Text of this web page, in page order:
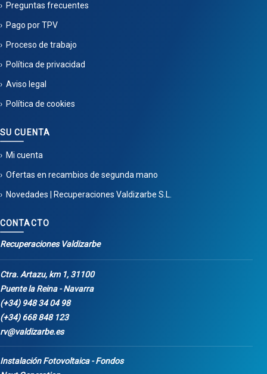
Preguntas frecuentes
Pago por TPV
Proceso de trabajo
Política de privacidad
Aviso legal
Política de cookies
SU CUENTA
Mi cuenta
Ofertas en recambios de segunda mano
Novedades | Recuperaciones Valdizarbe S.L.
CONTACTO
Recuperaciones Valdizarbe
Ctra. Artazu, km 1, 31100
Puente la Reina - Navarra
(+34) 948 34 04 98
(+34) 668 848 123
rv@valdizarbe.es
Instalación Fotovoltaica - Fondos